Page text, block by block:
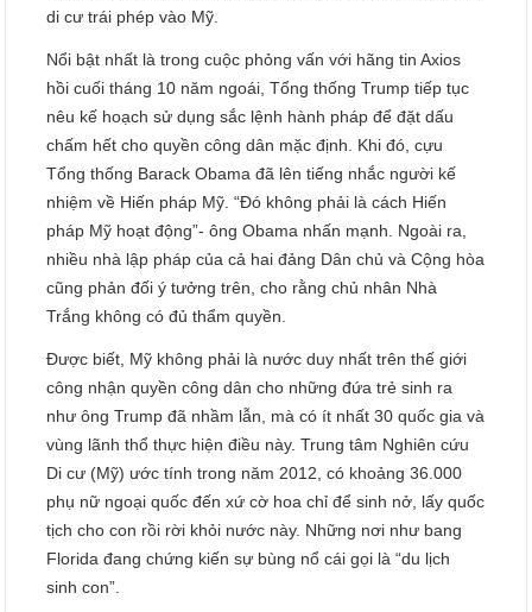
di cư trái phép vào Mỹ.
Nổi bật nhất là trong cuộc phỏng vấn với hãng tin Axios
hồi cuối tháng 10 năm ngoái, Tổng thống Trump tiếp tục
nêu kế hoạch sử dụng sắc lệnh hành pháp để đặt dấu
chấm hết cho quyền công dân mặc định. Khi đó, cựu
Tổng thống Barack Obama đã lên tiếng nhắc người kế
nhiệm về Hiến pháp Mỹ. “Đó không phải là cách Hiến
pháp Mỹ hoạt động”- ông Obama nhấn mạnh. Ngoài ra,
nhiều nhà lập pháp của cả hai đảng Dân chủ và Cộng hòa
cũng phản đối ý tưởng trên, cho rằng chủ nhân Nhà
Trắng không có đủ thẩm quyền.
Được biết, Mỹ không phải là nước duy nhất trên thế giới
công nhận quyền công dân cho những đứa trẻ sinh ra
như ông Trump đã nhầm lẫn, mà có ít nhất 30 quốc gia và
vùng lãnh thổ thực hiện điều này. Trung tâm Nghiên cứu
Di cư (Mỹ) ước tính trong năm 2012, có khoảng 36.000
phụ nữ ngoại quốc đến xứ cờ hoa chỉ để sinh nở, lấy quốc
tịch cho con rồi rời khỏi nước này. Những nơi như bang
Florida đang chứng kiến sự bùng nổ cái gọi là “du lịch
sinh con”.